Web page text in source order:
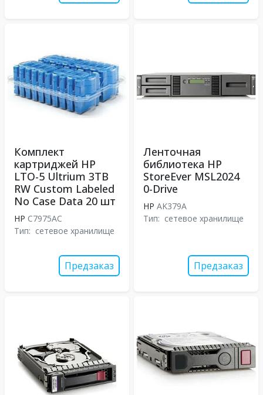
Комплект
картриджей HP
LTO-5 Ultrium 3TB
RW Custom Labeled
No Case Data 20 шт
HP C7975AC
Тип: сетевое хранилище
Предзаказ
Ленточная
библиотека HP
StoreEver MSL2024
0-Drive
HP AK379A
Тип: сетевое хранилище
Предзаказ